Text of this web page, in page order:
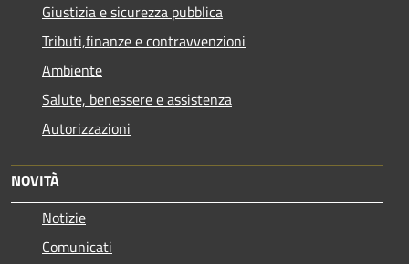
Giustizia e sicurezza pubblica
Tributi,finanze e contravvenzioni
Ambiente
Salute, benessere e assistenza
Autorizzazioni
NOVITÀ
Notizie
Comunicati